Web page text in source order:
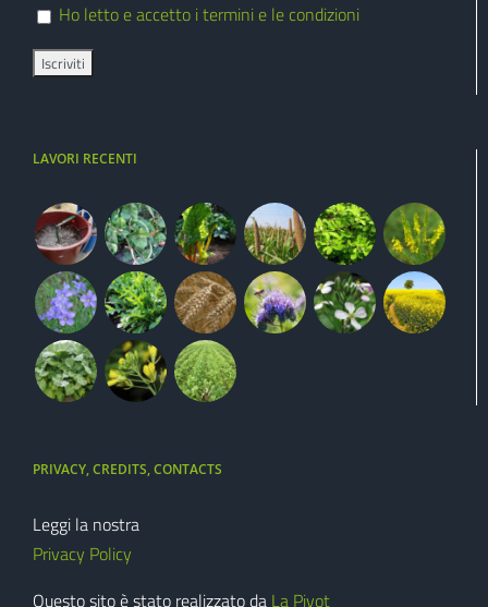
Ho letto e accetto i termini e le condizioni
LAVORI RECENTI
PRIVACY, CREDITS, CONTACTS
Leggi la nostra
Privacy Policy
Questo sito è stato realizzato da La Pivot